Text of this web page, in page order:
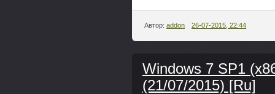
Автор: addon 26-07-2015, 22:44
Windows 7 SP1
(21/07/2015) [Ru]